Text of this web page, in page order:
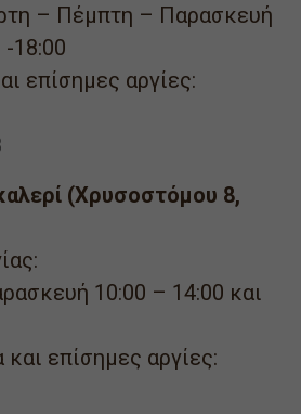
– Πέμπτη – Παρασκευή
18:00
επίσημες αργίες:
(Χρυσοστόμου 8,
10:00 – 14:00 και
επίσημες αργίες: